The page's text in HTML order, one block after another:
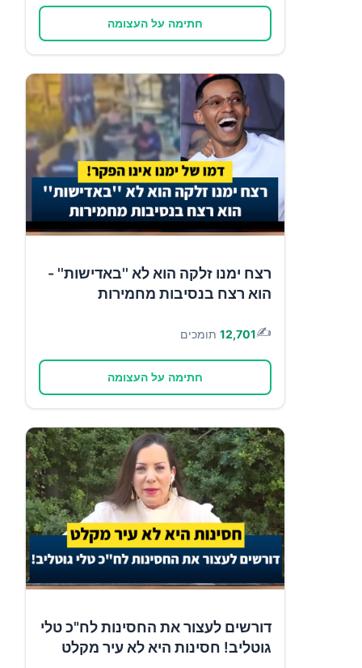
חתימה על העצומה
רצח ימנו זלקה הוא לא ''באדישות'' -
הוא רצח בנסיבות מחמירות
✍️
12,701 תומכים
חתימה על העצומה
דורשים לעצור את החסינות לח"כ טלי
גוטליב! חסינות היא לא עיר מקלט